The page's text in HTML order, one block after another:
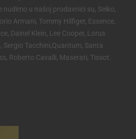
u našoj prodavnici su, Seiko,
Armani, Tommy Hilfiger, Essence,
Dainel Klein, Lee Cooper, Lorus
Sergio Tacchini,Quantum, Santa
Roberto Cavalli, Maserati, Tissot.